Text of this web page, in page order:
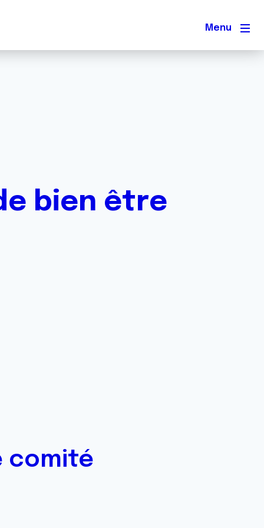
Menu
bien être
comité